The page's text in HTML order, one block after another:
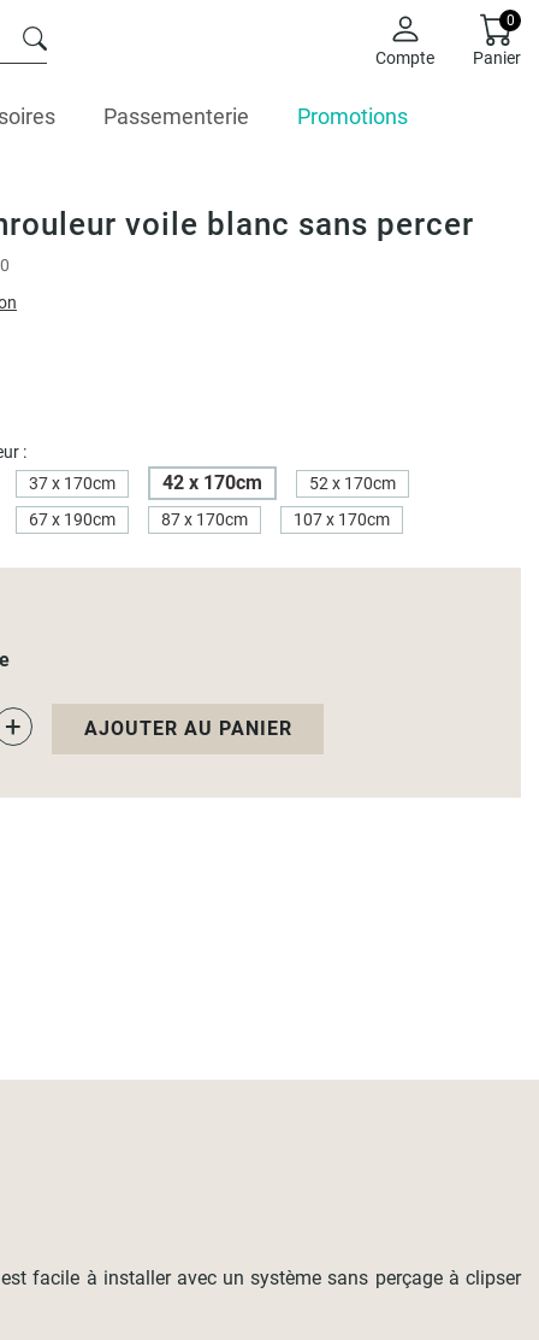
Compte
0
Panier
Passementerie Promotions
voile blanc sans percer
:
37 x 170cm 42 x 170cm
52 x 170cm
67 x 190cm 87 x 170cm 107 x 170cm
+ AJOUTER AU PANIER
facile à installer avec un système sans perçage à clipser